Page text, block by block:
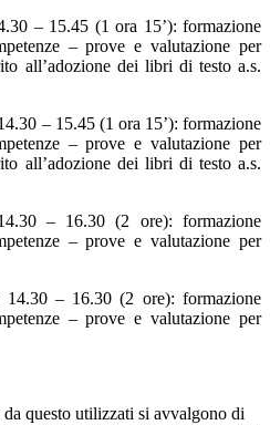
– 15.45 (1 ora 15’): formazione
– prove e valutazione per
all’adozione dei libri di testo a.s.
– 15.45 (1 ora 15’): formazione
– prove e valutazione per
all’adozione dei libri di testo a.s.
– 16.30 (2 ore): formazione
– prove e valutazione per
14.30 – 16.30 (2 ore): formazione
– prove e valutazione per
questo utilizzati si avvalgono di